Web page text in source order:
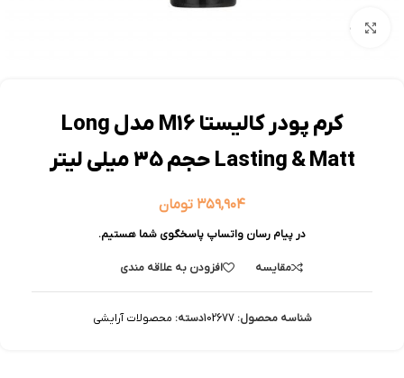
بزرگنمایی تصویر
کرم پودر کالیستا M16 مدل Long
Lasting & Matt حجم 35 میلی لیتر
۳۵۹,۹۰۴ تومان
در پیام رسان واتساپ پاسخگوی شما هستیم.
مقایسه افزودن به علاقه مندی
شناسه محصول:102677دسته: محصولات آرایشی